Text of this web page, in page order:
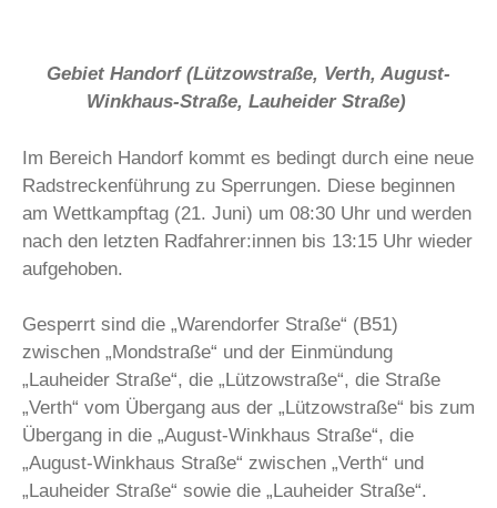
Gebiet Handorf (Lützowstraße, Verth, August-
Winkhaus-Straße, Lauheider Straße)
Im Bereich Handorf kommt es bedingt durch eine neue
Radstreckenführung zu Sperrungen. Diese beginnen
am Wettkampftag (21. Juni) um 08:30 Uhr und werden
nach den letzten Radfahrer:innen bis 13:15 Uhr wieder
aufgehoben.
Gesperrt sind die „Warendorfer Straße“ (B51)
zwischen „Mondstraße“ und der Einmündung
„Lauheider Straße“, die „Lützowstraße“, die Straße
„Verth“ vom Übergang aus der „Lützowstraße“ bis zum
Übergang in die „August-Winkhaus Straße“, die
„August-Winkhaus Straße“ zwischen „Verth“ und
„Lauheider Straße“ sowie die „Lauheider Straße“.